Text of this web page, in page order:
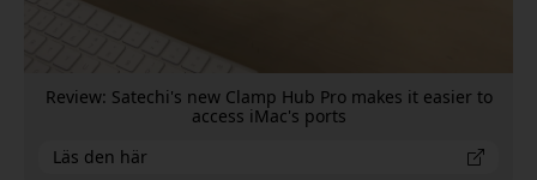
Review: Satechi's new Clamp Hub Pro makes it easier to
access iMac's ports
Läs den här